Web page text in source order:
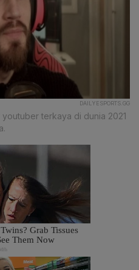
DAILYESPORTS.GG
terkaya di dunia 2021